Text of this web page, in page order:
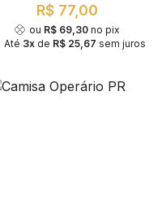
R$ 77,00
ou R$ 69,30 no pix
Até 3xde R$ 25,67 sem juros